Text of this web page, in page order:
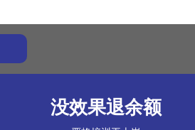
没效果退余额